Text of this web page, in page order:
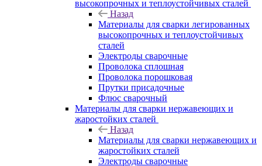
высокопрочных и теплоустойчивых сталей
Назад
Материалы для сварки легированных
высокопрочных и теплоустойчивых
сталей
Электроды сварочные
Проволока сплошная
Проволока порошковая
Прутки присадочные
Флюс сварочный
Материалы для сварки нержавеющих и
жаростойких сталей
Назад
Материалы для сварки нержавеющих и
жаростойких сталей
Электроды сварочные